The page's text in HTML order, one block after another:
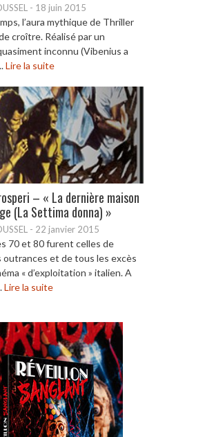
- 18 juin 2015
l’aura mythique de Thriller
croître. Réalisé par un
inconnu (Vibenius a
Lire la suite
– « La dernière maison
(La Settima donna) »
- 22 janvier 2015
70 et 80 furent celles de
et de tous les excès
« d’exploitation » italien. A
Lire la suite